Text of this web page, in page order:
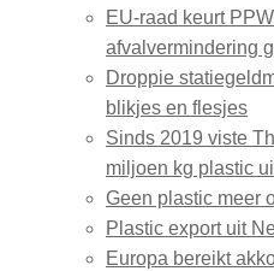
EU-raad keurt
afvalvermindering
Droppie
blikjes en flesjes
Sinds 2019 viste
miljoen kg plastic
Geen plastic meer
Plastic export uit
Europa bereikt